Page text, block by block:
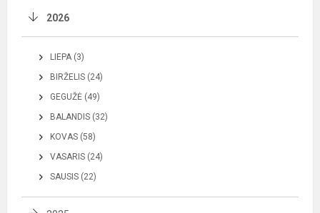
2026
LIEPA (3)
BIRŽELIS (24)
GEGUŽĖ (49)
BALANDIS (32)
KOVAS (58)
VASARIS (24)
SAUSIS (22)